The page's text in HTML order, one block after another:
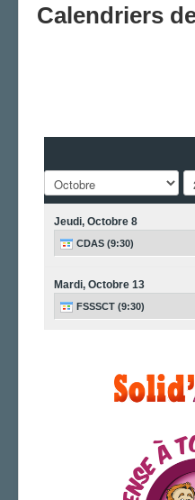
Archives
LA SECTION
Vos correspondants
LE PAVÉ DANS LA LOIRE
AGENDA
Calendriers
Jeudi, Octobre 8
CDAS (9:30)
Mardi, Octobre 13
FSSSCT (9:30)